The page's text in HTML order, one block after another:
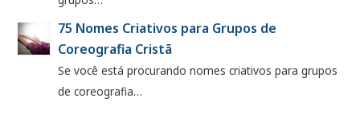
75 Nomes Criativos para Grupos de
Coreografia Cristã
Se você está procurando nomes criativos para grupos
de coreografia…